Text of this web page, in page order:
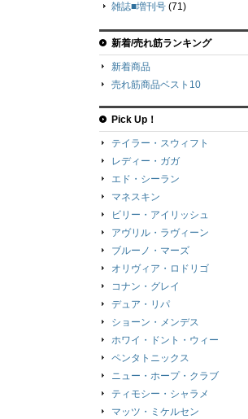
雑誌■増刊号 (71)
新着/売れ筋ランキング
新着商品
売れ筋商品ベスト10
Pick Up！
テイラー・スウィフト
レディー・ガガ
エド・シーラン
マネスキン
ビリー・アイリッシュ
アヴリル・ラヴィーン
ブルーノ・マーズ
オリヴィア・ロドリゴ
コナン・グレイ
デュア・リパ
ショーン・メンデス
ホワイ・ドント・ウィー
ペンタトニックス
ニュー・ホープ・クラブ
ティモシー・シャラメ
マッツ・ミケルセン